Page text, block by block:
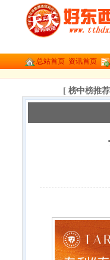
总站首页 资讯首页
[ 榜中榜推